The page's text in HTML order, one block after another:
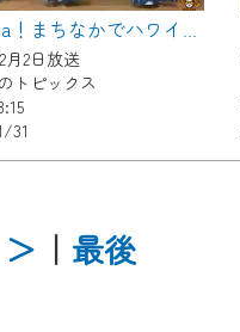
【日進】Lealea！まちなかでハワイイやん
月2日放送
トピックス
31
＞ ｜ 最後